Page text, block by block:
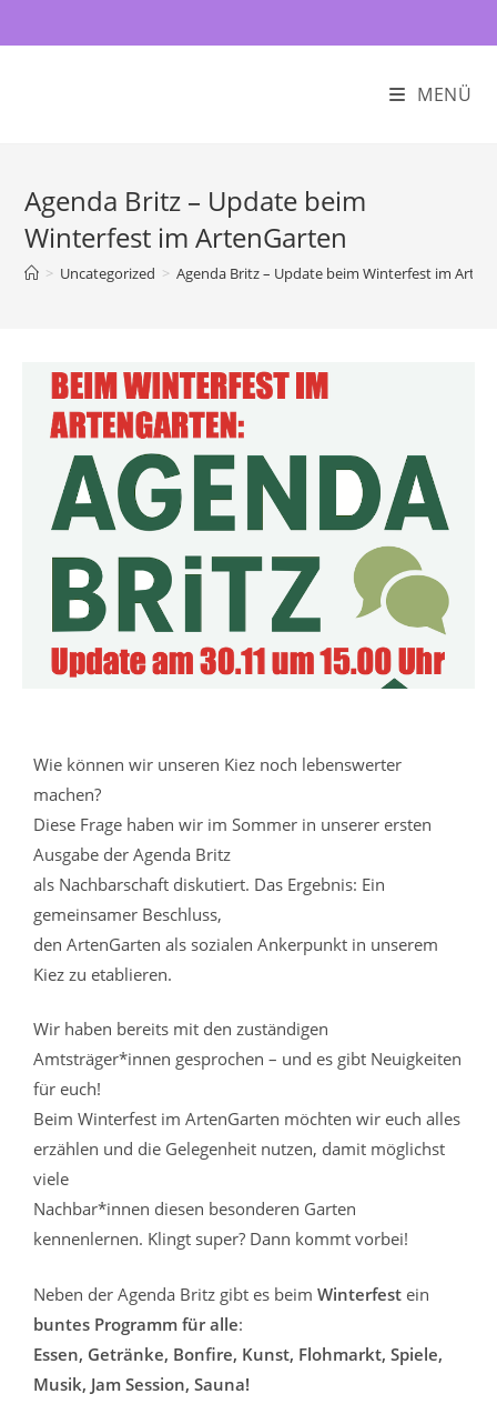
MENÜ
Agenda Britz – Update beim
Winterfest im ArtenGarten
> Uncategorized > Agenda Britz – Update beim Winterfest im
Wie können wir unseren Kiez noch lebenswerter
machen?
Diese Frage haben wir im Sommer in unserer ersten
Ausgabe der Agenda Britz
als Nachbarschaft diskutiert. Das Ergebnis: Ein
gemeinsamer Beschluss,
den ArtenGarten als sozialen Ankerpunkt in unserem
Kiez zu etablieren.
Wir haben bereits mit den zuständigen
Amtsträger*innen gesprochen – und es gibt Neuigkeiten
für euch!
Beim Winterfest im ArtenGarten möchten wir euch alles
erzählen und die Gelegenheit nutzen, damit möglichst
viele
Nachbar*innen diesen besonderen Garten
kennenlernen. Klingt super? Dann kommt vorbei!
Neben der Agenda Britz gibt es beim Winterfest ein
buntes Programm für alle:
Essen, Getränke, Bonfire, Kunst, Flohmarkt, Spiele,
Musik, Jam Session, Sauna!